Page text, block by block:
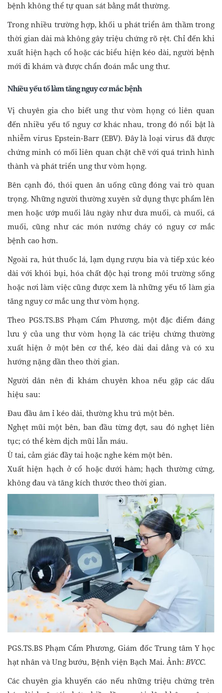
bệnh không thể tự quan sát bằng mắt thường.
Trong nhiều trường hợp, khối u phát triển âm thầm trong
thời gian dài mà không gây triệu chứng rõ rệt. Chỉ đến khi
xuất hiện hạch cổ hoặc các biểu hiện kéo dài, người bệnh
mới đi khám và được chẩn đoán mắc ung thư.
Nhiều yếu tố làm tăng nguy cơ mắc bệnh
Vị chuyên gia cho biết ung thư vòm họng có liên quan
đến nhiều yếu tố nguy cơ khác nhau, trong đó nổi bật là
nhiễm virus Epstein-Barr (EBV). Đây là loại virus đã được
chứng minh có mối liên quan chặt chẽ với quá trình hình
thành và phát triển ung thư vòm họng.
Bên cạnh đó, thói quen ăn uống cũng đóng vai trò quan
trọng. Những người thường xuyên sử dụng thực phẩm lên
men hoặc ướp muối lâu ngày như dưa muối, cà muối, cá
muối, cũng như các món nướng cháy có nguy cơ mắc
bệnh cao hơn.
Ngoài ra, hút thuốc lá, lạm dụng rượu bia và tiếp xúc kéo
dài với khói bụi, hóa chất độc hại trong môi trường sống
hoặc nơi làm việc cũng được xem là những yếu tố làm gia
tăng nguy cơ mắc ung thư vòm họng.
Theo PGS.TS.BS Phạm Cẩm Phương, một đặc điểm đáng
lưu ý của ung thư vòm họng là các triệu chứng thường
xuất hiện ở một bên cơ thể, kéo dài dai dẳng và có xu
hướng nặng dần theo thời gian.
Người dân nên đi khám chuyên khoa nếu gặp các dấu
hiệu sau:
Đau đầu âm ỉ kéo dài, thường khu trú một bên.
Nghẹt mũi một bên, ban đầu từng đợt, sau đó nghẹt liên
tục; có thể kèm dịch mũi lẫn máu.
Ù tai, cảm giác đầy tai hoặc nghe kém một bên.
Xuất hiện hạch ở cổ hoặc dưới hàm; hạch thường cứng,
không đau và tăng kích thước theo thời gian.
PGS.TS.BS Phạm Cẩm Phương, Giám đốc Trung tâm Y học
hạt nhân và Ung bướu, Bệnh viện Bạch Mai. Ảnh:BVCC.
Các chuyên gia khuyến cáo nếu những triệu chứng trên